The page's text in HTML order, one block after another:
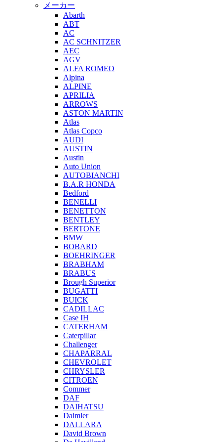
メーカー
Abarth
ABT
AC
AC SCHNITZER
AEC
AGV
ALFA ROMEO
Alpina
ALPINE
APRILIA
ARROWS
ASTON MARTIN
Atlas
Atlas Copco
AUDI
AUSTIN
Austin
Auto Union
AUTOBIANCHI
B.A.R HONDA
Bedford
BENELLI
BENETTON
BENTLEY
BERTONE
BMW
BOBARD
BOEHRINGER
BRABHAM
BRABUS
Brough Superior
BUGATTI
BUICK
CADILLAC
Case IH
CATERHAM
Caterpillar
Challenger
CHAPARRAL
CHEVROLET
CHRYSLER
CITROEN
Commer
DAF
DAIHATSU
Daimler
DALLARA
David Brown